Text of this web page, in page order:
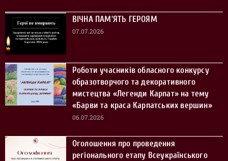
ВІЧНА ПАМ’ЯТЬ ГЕРОЯМ
07.07.2026
Роботи учасників обласного конкурсу
образотворчого та декоративного
мистецтва «Легенди Карпат» на тему
«Барви та краса Карпатських вершин»
06.07.2026
Оголошення про проведення
регіонального етапу Всеукраїнського